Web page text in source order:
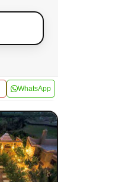
WhatsApp